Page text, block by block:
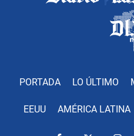
PORTADA LO ÚLTIMO
EEUU AMÉRICA LATINA